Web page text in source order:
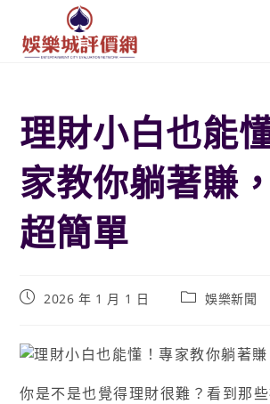
理財小白也能
家教你躺著賺
超簡單
2026 年 1 月 1 日 娛樂新聞
你是不是也覺得理財很難？看到那